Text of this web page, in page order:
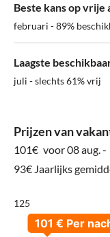
Beste kans op vrije
februari - 89%
Laagste
juli - slechts 61% vrij
Prijzen van
101€ voor 08 aug. -
93€ Jaarlijks
125